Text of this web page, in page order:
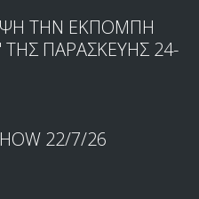
ΤΗΝ ΕΚΠΟΜΠΗ
ΤΗΣ ΠΑΡΑΣΚΕΥΗΣ 24-
22/7/26